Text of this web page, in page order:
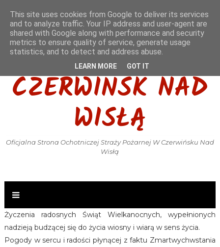
OSP KSRG
CZERWIŃSK NAD
WISŁĄ
Oficjalna Strona Ochotniczej Straży Pożarnej W Czerwińsku Nad
Wisłą
Życzenia radosnych Świąt Wielkanocnych, wypełnionych
nadzieją budzącej się do życia wiosny i wiarą w sens życia.
Pogody w sercu i radości płynącej z faktu Zmartwychwstania
This site uses cookies from Google to deliver its services
and to analyze traffic. Your IP address and user-agent are
shared with Google along with performance and security
metrics to ensure quality of service, generate usage
statistics, and to detect and address abuse.
LEARN MORE GOT IT